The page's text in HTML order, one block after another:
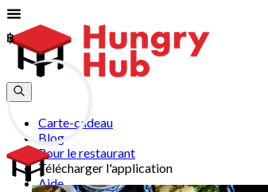
Carte-cadeau
Blog
Pour le restaurant
Télécharger l'application
Aide
฿
฿